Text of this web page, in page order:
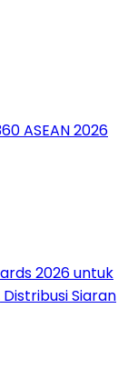
ASEAN 2026
2026 untuk
Siaran